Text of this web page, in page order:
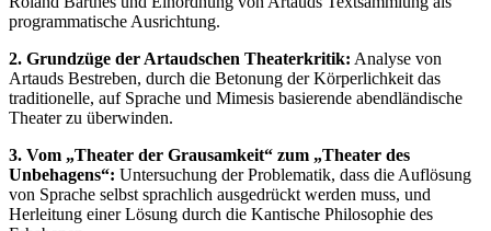
programmatische Ausrichtung.
2. Grundzüge der Artaudschen Theaterkritik: Analyse von
Artauds Bestreben, durch die Betonung der Körperlichkeit das
traditionelle, auf Sprache und Mimesis basierende abendländische
Theater zu überwinden.
3. Vom „Theater der Grausamkeit“ zum „Theater des
Unbehagens“: Untersuchung der Problematik, dass die Auflösung
von Sprache selbst sprachlich ausgedrückt werden muss, und
Herleitung einer Lösung durch die Kantische Philosophie des